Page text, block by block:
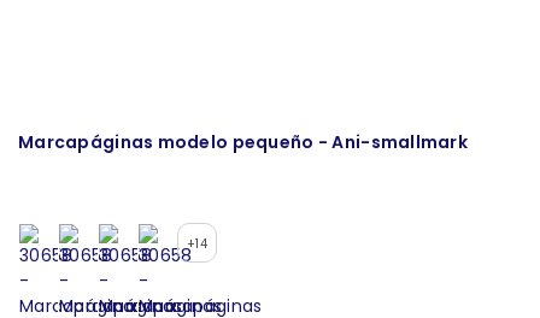
Marcapáginas modelo pequeño - Ani-smallmark
+14